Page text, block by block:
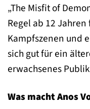
„The Misfit of
Regel ab 12
Kampfszenen und
sich gut für ein
erwachsenes
Was macht Anos